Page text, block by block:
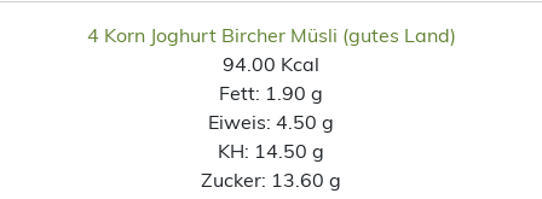
4 Korn Joghurt Bircher Müsli (gutes Land)
94.00 Kcal
Fett: 1.90 g
Eiweis: 4.50 g
KH: 14.50 g
Zucker: 13.60 g